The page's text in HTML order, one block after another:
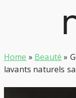
Home » Beauté »
lavants naturels